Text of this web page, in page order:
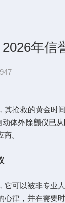
年信
救的黄金时间
体外除颤仪已
。
以被非专业人
律，并在需要